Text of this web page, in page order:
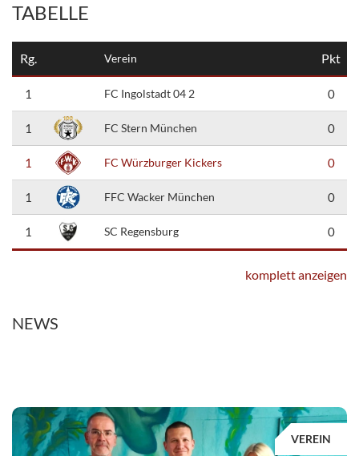
TABELLE
Rg. Verein Pkt
1 FC Ingolstadt 04 2 0
1 FC Stern München 0
1 FC Würzburger Kickers 0
1 FFC Wacker München 0
1 SC Regensburg 0
komplett anzeigen
NEWS
VEREIN